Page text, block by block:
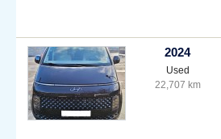
2024
Used
22,707 km